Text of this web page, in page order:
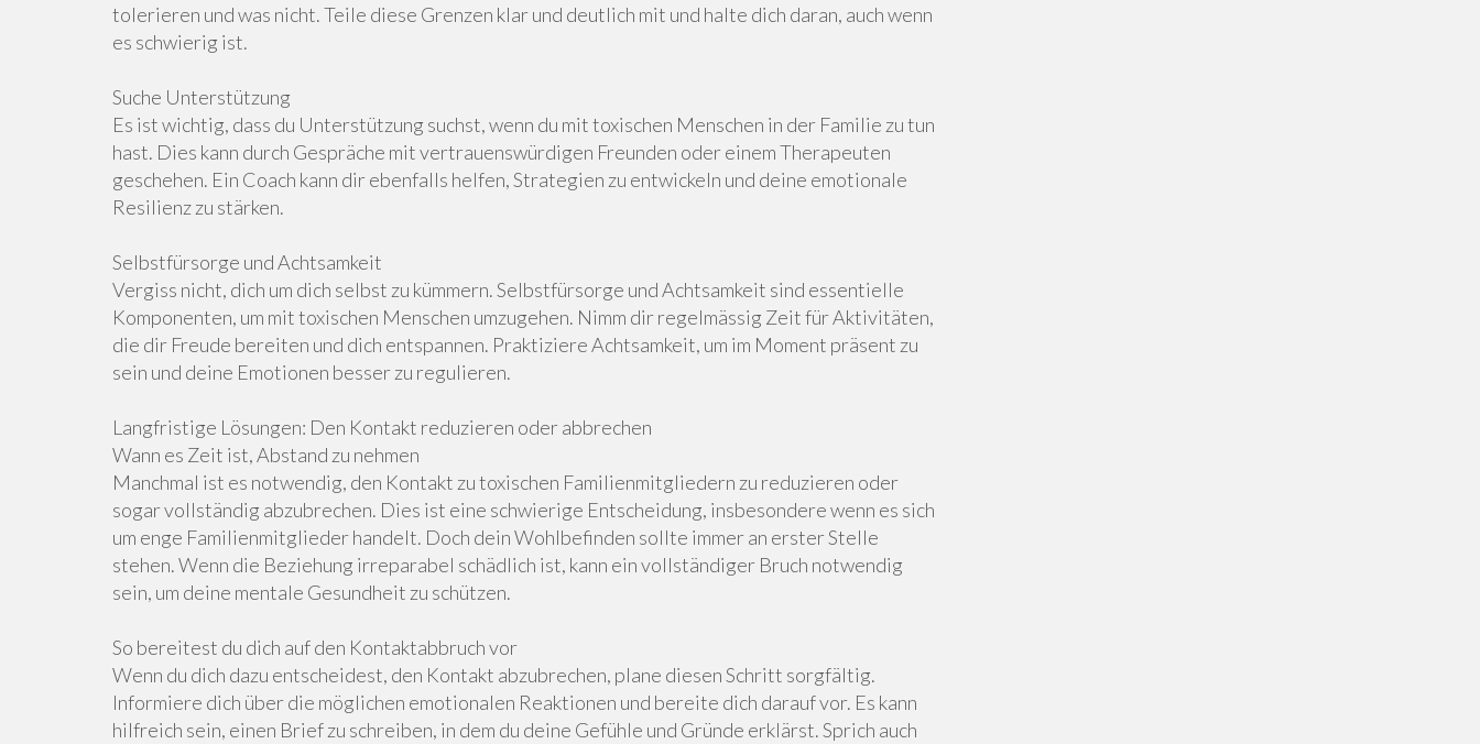
tolerieren und was nicht. Teile diese Grenzen klar und deutlich mit und halte dich daran, auch wenn
es schwierig ist.
Suche Unterstützung
Es ist wichtig, dass du Unterstützung suchst, wenn du mit toxischen Menschen in der Familie zu tun
hast. Dies kann durch Gespräche mit vertrauenswürdigen Freunden oder einem Therapeuten
geschehen. Ein Coach kann dir ebenfalls helfen, Strategien zu entwickeln und deine emotionale
Resilienz zu stärken.
Selbstfürsorge und Achtsamkeit
Vergiss nicht, dich um dich selbst zu kümmern. Selbstfürsorge und Achtsamkeit sind essentielle
Komponenten, um mit toxischen Menschen umzugehen. Nimm dir regelmässig Zeit für Aktivitäten,
die dir Freude bereiten und dich entspannen. Praktiziere Achtsamkeit, um im Moment präsent zu
sein und deine Emotionen besser zu regulieren.
Langfristige Lösungen: Den Kontakt reduzieren oder abbrechen
Wann es Zeit ist, Abstand zu nehmen
Manchmal ist es notwendig, den Kontakt zu toxischen Familienmitgliedern zu reduzieren oder
sogar vollständig abzubrechen. Dies ist eine schwierige Entscheidung, insbesondere wenn es sich
um enge Familienmitglieder handelt. Doch dein Wohlbefinden sollte immer an erster Stelle
stehen. Wenn die Beziehung irreparabel schädlich ist, kann ein vollständiger Bruch notwendig
sein, um deine mentale Gesundheit zu schützen.
So bereitest du dich auf den Kontaktabbruch vor
Wenn du dich dazu entscheidest, den Kontakt abzubrechen, plane diesen Schritt sorgfältig.
Informiere dich über die möglichen emotionalen Reaktionen und bereite dich darauf vor. Es kann
hilfreich sein, einen Brief zu schreiben, in dem du deine Gefühle und Gründe erklärst. Sprich auch